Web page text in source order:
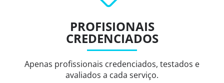
PROFISIONAIS
CREDENCIADOS
Apenas profissionais credenciados, testados e
avaliados a cada serviço.